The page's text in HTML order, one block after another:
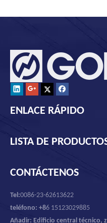
ENLACE RÁPIDO
LISTA DE
CONTÁCTENOS
Tel:0086-23-62613622
teléfono: +86 15123029885
Añadir: Edificio central técnico,